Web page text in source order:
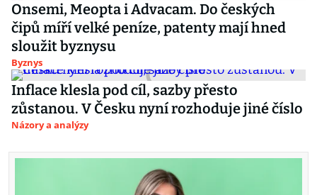
Onsemi, Meopta i Advacam. Do českých
čipů míří velké peníze, patenty mají hned
sloužit byznysu
Byznys
Inflace klesla pod cíl, sazby přesto
zůstanou. V Česku nyní rozhoduje jiné číslo
Názory a analýzy